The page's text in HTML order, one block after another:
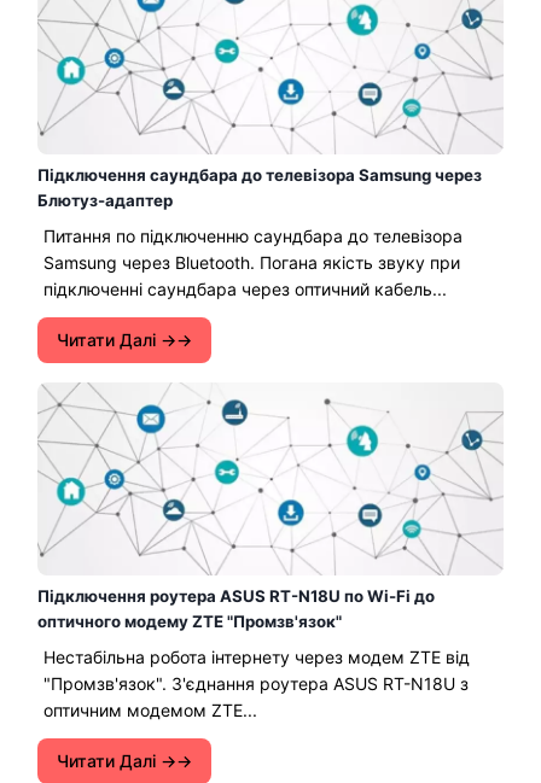
Підключення саундбара до телевізора Samsung через
Блютуз-адаптер
Питання по підключенню саундбара до телевізора
Samsung через Bluetooth. Погана якість звуку при
підключенні саундбара через оптичний кабель...
Читати Далі →
Підключення роутера ASUS RT-N18U по Wi-Fi до
оптичного модему ZTE "Промзв'язок"
Нестабільна робота інтернету через модем ZTE від
"Промзв'язок". З'єднання роутера ASUS RT-N18U з
оптичним модемом ZTE...
Читати Далі →